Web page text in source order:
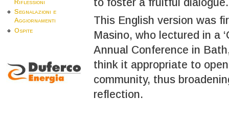
Riflessioni
Segnalazioni e
Aggiornamenti
Ospite
This English version was
Masino, who lectured in a
Annual Conference in
think it appropriate to
community, thus
reflection.